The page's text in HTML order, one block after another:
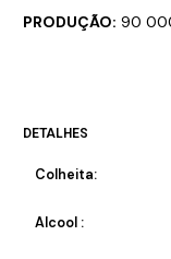
PRODUÇÃO: 90
DETALHES
Colheita:
Alcool :